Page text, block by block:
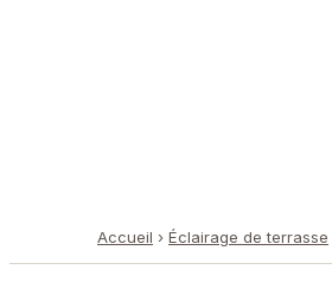
Accueil › Éclairage de terrasse